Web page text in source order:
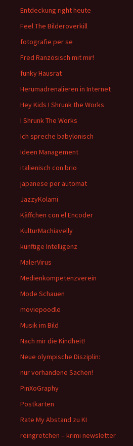
Entdeckung right heute
Feel The Bilderoverkill
fotografie per se
Fred Ranzösisch mit mir!
funky Hausrat
Herumadrenalieren in Internet
Hey Kids I Shrunk the Works
I Shrunk The Works
Ich spreche babylonisch
Ideen Management
italienisch con brio
japanese per automat
JazzyKolami
Käffchen con el Encoder
KulturMachiavelly
künftige Intelligenz
MalerVirus
Medienkompetenzverein
Mode Schauen
moviepoodle
Musik im Bild
Nach mir die Kindheit!
Neue olympische Disziplin:
nur vorhandene Sachen!
PinXoGraphy
Postkarten
Rate My Abstand zu KI
reingretchen – krimi newsletter